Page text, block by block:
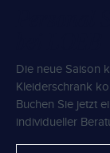
Die neue Saison
Kleiderschrank
Buchen Sie jetzt
individueller